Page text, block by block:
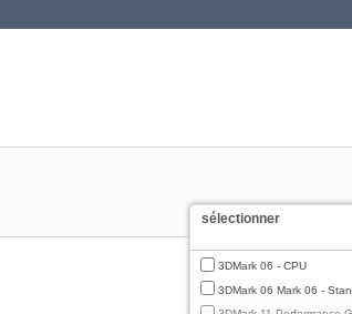
sélectionner
3DMark 06 - CPU
3DMark 06 Mark 06 -